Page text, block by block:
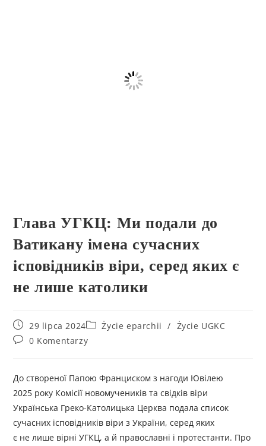
Глава УГКЦ: Ми подали до
Ватикану імена сучасних
ісповідників віри, серед яких є
не лише католики
29 lipca 2024 Życie eparchii / Życie UGKC
0 Komentarzy
До створеної Папою Франциском з нагоди Ювілею
2025 року Комісії новомучеників та свідків віри
Українська Греко-Католицька Церква подала список
сучасних ісповідників віри з України, серед яких
є не лише вірні УГКЦ, а й православні і протестанти. Про